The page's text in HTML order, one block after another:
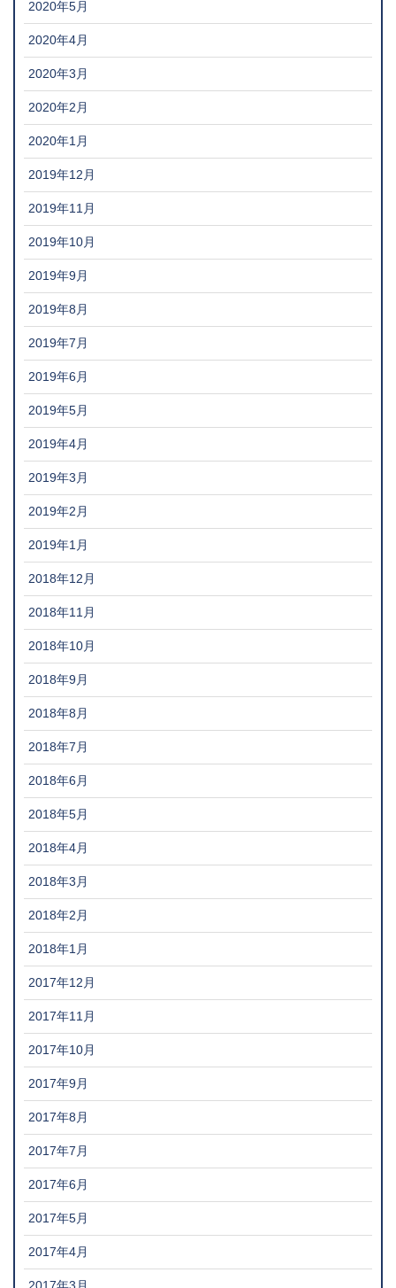
2020年5月
2020年4月
2020年3月
2020年2月
2020年1月
2019年12月
2019年11月
2019年10月
2019年9月
2019年8月
2019年7月
2019年6月
2019年5月
2019年4月
2019年3月
2019年2月
2019年1月
2018年12月
2018年11月
2018年10月
2018年9月
2018年8月
2018年7月
2018年6月
2018年5月
2018年4月
2018年3月
2018年2月
2018年1月
2017年12月
2017年11月
2017年10月
2017年9月
2017年8月
2017年7月
2017年6月
2017年5月
2017年4月